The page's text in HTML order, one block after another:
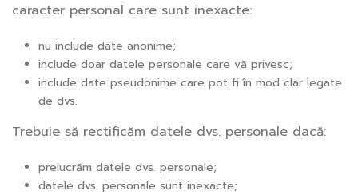
caracter personal care sunt inexacte:
nu include date anonime;
include doar datele personale care vă privesc;
include date pseudonime care pot fi în mod clar legate
de dvs.
Trebuie să rectificăm datele dvs. personale dacă:
prelucrăm datele dvs. personale;
datele dvs. personale sunt inexacte;